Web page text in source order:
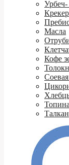
Урбеч-
Крекер
Масла
Кофе
Талкан